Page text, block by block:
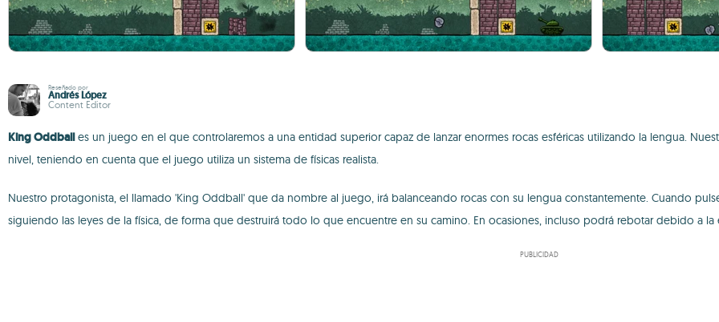
Reseñado por
Andrés López
Content Editor
King Oddballes un juego en el que controlaremos a una entidad superior capaz de lanzar enormes rocas esféricas utilizando la lengua.
nivel, teniendo en cuenta que el juego utiliza un sistema de físicas realista.
Nuestro protagonista, el llamado 'King Oddball' que da nombre al juego, irá balanceando rocas con su lengua constantemente. Cuando
siguiendo las leyes de la física, de forma que destruirá todo lo que encuentre en su camino. En ocasiones, incluso podrá rebotar debido a
PUBLICIDAD